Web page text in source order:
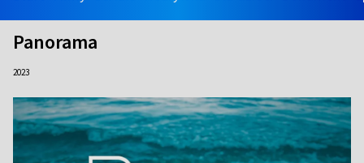
Panorama
2023